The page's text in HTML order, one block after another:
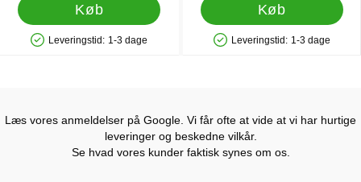
Køb
Produkttilgængelighed: På lager
Leveringstid: 1-3 dage
Køb
Produkttilgængelighed: På lager
Leveringstid: 1-3 dage
Læs vores anmeldelser på Google. Vi får ofte at vide at vi har hurtige
leveringer og beskedne vilkår.
Se hvad vores kunder faktisk synes om os.